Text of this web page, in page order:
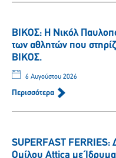
ΒΙΚΟΣ: Η Νικόλ
των αθλητών που
ΒΙΚΟΣ.
6 Αυγούστου 2026
Περισσότερα
SUPERFAST
Ομίλου Attica με